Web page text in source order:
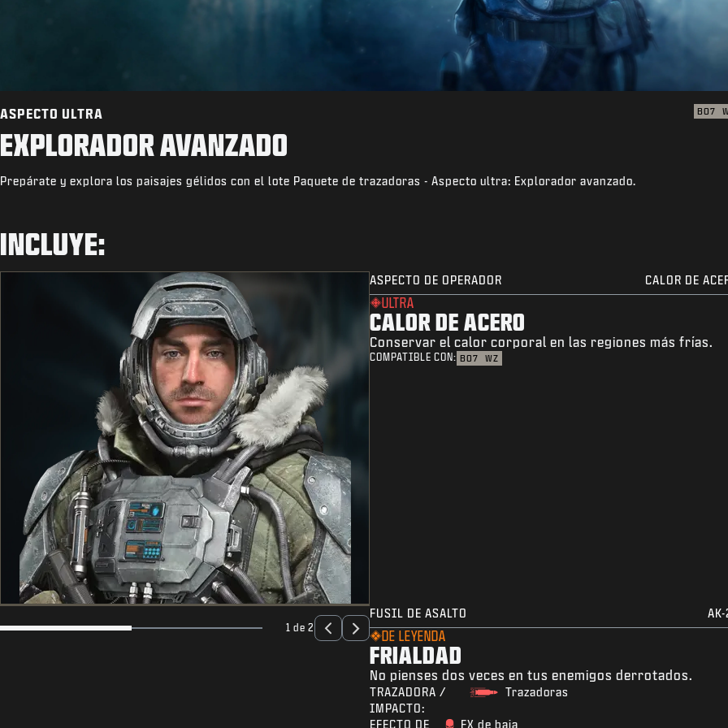
ASPECTO ULTRA BO7
EXPLORADOR AVANZADO
Prepárate y explora los paisajes gélidos con el lote Paquete de trazadoras - Aspecto ultra: Explorador avanzado.
INCLUYE:
ASPECTO DE OPERADOR CALOR DE
ULTRA
CALOR DE ACERO
Conservar el calor corporal en las regiones más frías.
COMPATIBLE CON: BO7 WZ
1 de 2
FUSIL DE ASALTO
DE LEYENDA
FRIALDAD
No pienses dos veces en tus enemigos derrotados.
TRAZADORA /
IMPACTO:
Trazadoras
EFECTO DE
FX de baja